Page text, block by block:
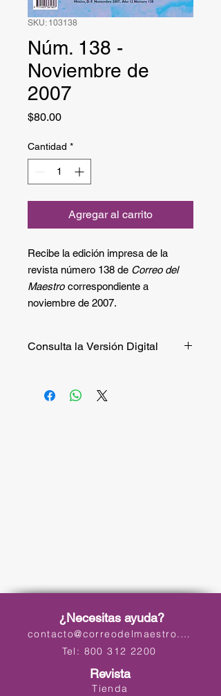
SKU: 103138
Núm. 138 -
Noviembre de
2007
$80.00Precio
Cantidad *
Agregar al carrito
Recibe la edición impresa de la
revista número 138 de Correo del
Maestro correspondiente a
noviembre de 2007.
Consulta la Versión Digital
entrando aeste enlace
¿Necesitas ayuda?
contacto@correodelmaestro.com
Tel: 800 312 2200
Revista
Tienda